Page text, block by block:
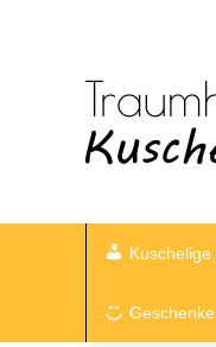
Kuschelige
Geschenke